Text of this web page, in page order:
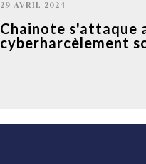
29 AVRIL 2024
Chainote s'attaque
cyberharcèlement